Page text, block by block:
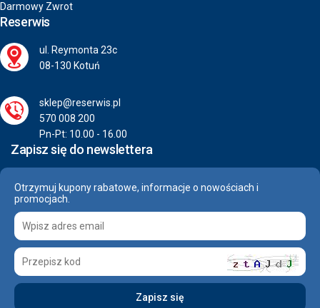
Darmowy Zwrot
Reserwis
ul. Reymonta 23c
08-130 Kotuń
sklep@reserwis.pl
570 008 200
Pn-Pt: 10.00 - 16.00
Zapisz się do newslettera
Otrzymuj kupony rabatowe, informacje o nowościach i
promocjach.